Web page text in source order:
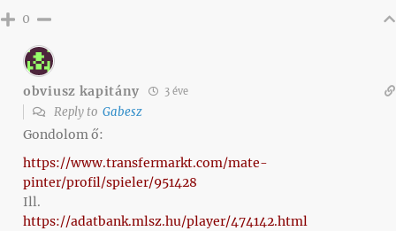
0
obviusz kapitány 3 éve
Reply to Gabesz
Gondolom ő:
https://www.transfermarkt.com/mate-
pinter/profil/spieler/951428
Ill.
https://adatbank.mlsz.hu/player/474142.html